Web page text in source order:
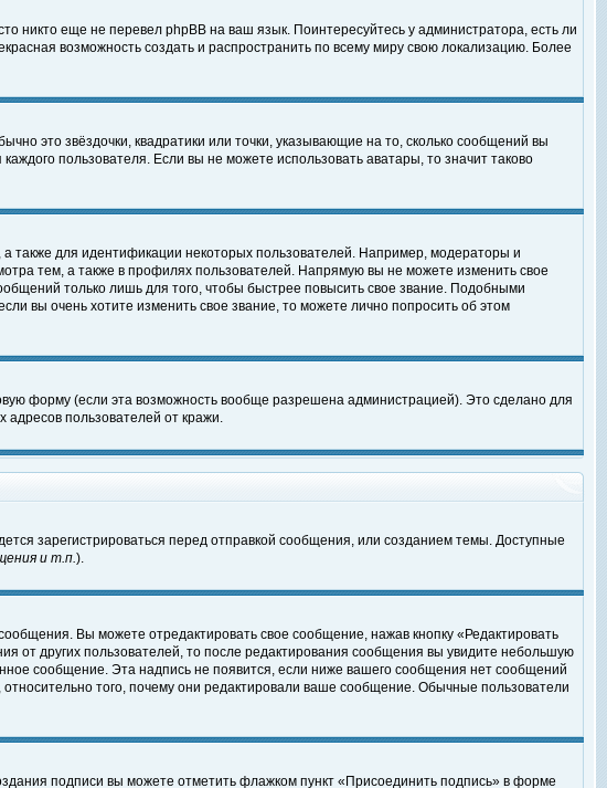
никто еще не перевел phpBB на ваш язык. Поинтересуйтесь у администратора, есть ли
возможность создать и распространить по всему миру свою локализацию. Более
это звёздочки, квадратики или точки, указывающие на то, сколько сообщений вы
пользователя. Если вы не можете использовать аватары, то значит таково
также для идентификации некоторых пользователей. Например, модераторы и
тем, а также в профилях пользователей. Напрямую вы не можете изменить свое
только лишь для того, чтобы быстрее повысить свое звание. Подобными
вы очень хотите изменить свое звание, то можете лично попросить об этом
форму (если эта возможность вообще разрешена администрацией). Это сделано для
пользователей от кражи.
зарегистрироваться перед отправкой сообщения, или созданием темы. Доступные
и т.п.).
Вы можете отредактировать свое сообщение, нажав кнопку «Редактировать
от других пользователей, то после редактирования сообщения вы увидите небольшую
сообщение. Эта надпись не появится, если ниже вашего сообщения нет сообщений
того, почему они редактировали ваше сообщение. Обычные пользователи
подписи вы можете отметить флажком пункт «Присоединить подпись» в форме